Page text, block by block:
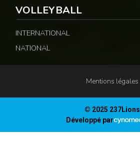
VOLLEYBALL
INTERNATIONAL
NATIONAL
Mentions légales
© 2025 237Lions
Développé par